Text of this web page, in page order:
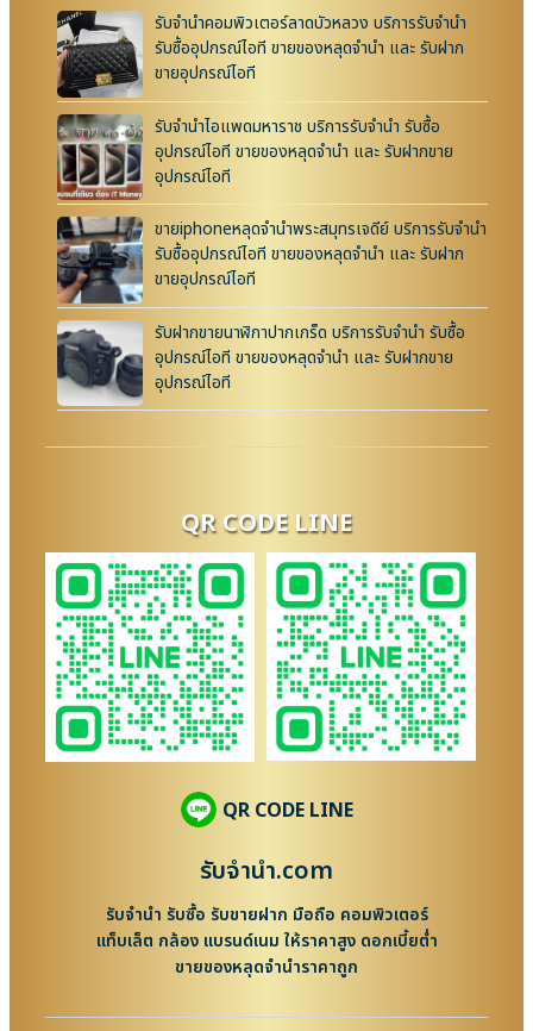
รับจำนำคอมพิวเตอร์ลาดบัวหลวง บริการรับจำนำ
รับซื้ออุปกรณ์ไอที ขายของหลุดจำนำ และ รับฝาก
ขายอุปกรณ์ไอที
รับจำนำไอแพดมหาราช บริการรับจำนำ รับซื้อ
อุปกรณ์ไอที ขายของหลุดจำนำ และ รับฝากขาย
อุปกรณ์ไอที
ขายiphoneหลุดจำนำพระสมุทรเจดีย์ บริการรับจำนำ
รับซื้ออุปกรณ์ไอที ขายของหลุดจำนำ และ รับฝาก
ขายอุปกรณ์ไอที
รับฝากขายนาฬิกาปากเกร็ด บริการรับจำนำ รับซื้อ
อุปกรณ์ไอที ขายของหลุดจำนำ และ รับฝากขาย
อุปกรณ์ไอที
QR CODE LINE
QR CODE LINE
รับจํานํา.com
รับจำนำ รับซื้อ รับขายฝาก มือถือ คอมพิวเตอร์
แท็บเล็ต กล้อง แบรนด์เนม ให้ราคาสูง ดอกเบี้ยต่ำ
ขายของหลุดจำนำราคาถูก